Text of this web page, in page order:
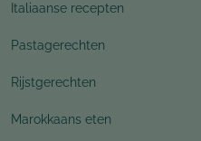
Italiaanse recepten
Pastagerechten
Rijstgerechten
Marokkaans eten